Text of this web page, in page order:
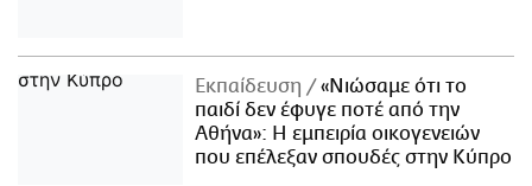
Εκπαίδευση
«Νιώσαμε ότι το
παιδί δεν έφυγε ποτέ από την
Αθήνα»: Η εμπειρία οικογενειών
που επέλεξαν σπουδές στην Κύπρο